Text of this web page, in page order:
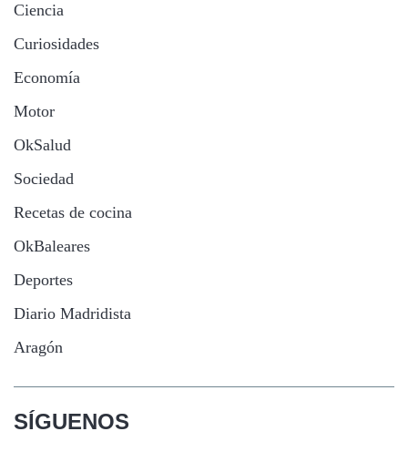
Ciencia
Curiosidades
Economía
Motor
OkSalud
Sociedad
Recetas de cocina
OkBaleares
Deportes
Diario Madridista
Aragón
SÍGUENOS